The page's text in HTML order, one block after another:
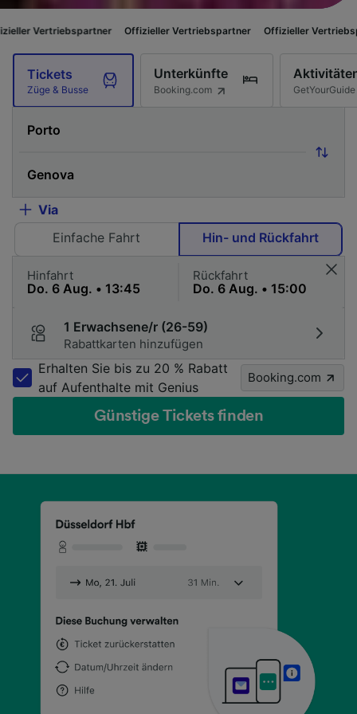
Offizieller Vertriebspartner Offizieller Vertriebspartner
Tickets
Züge & Busse
Unterkünfte
Booking.com GetYourGuide
Via
Einfache Fahrt
Hin- und Rückfahrt
Hinfahrt Rückfahrt
1 Erwachsene/r (26-59)
Rabattkarten hinzufügen
Erhalten Sie bis zu 20 % Rabatt
auf Aufenthalte mit Genius
Booking.com
Günstige Tickets finden